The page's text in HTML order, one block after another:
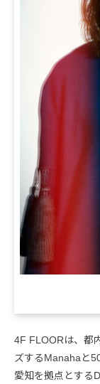
4F FLOORは、都
ズするManahaと
愛知を拠点とする